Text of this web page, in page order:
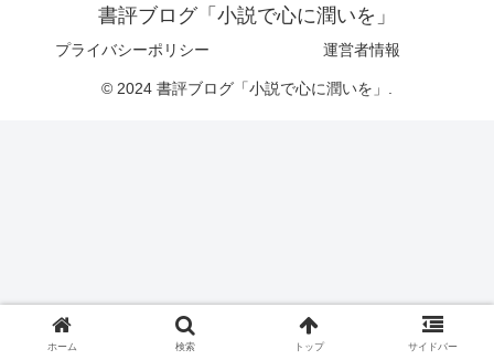
書評ブログ「小説で心に潤いを」
プライバシーポリシー 運営者情報
© 2024 書評ブログ「小説で心に潤いを」.
ホーム 検索 トップ サイドバー